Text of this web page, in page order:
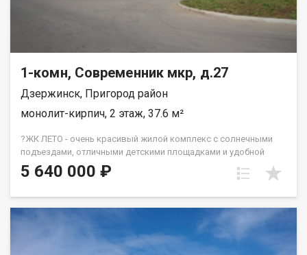
1-комн, Современник мкр, д.27
Дзержинск, Пригород район
монолит-кирпич, 2 этаж, 37.6 м²
?ЖК ЛЕТО - очень красивый жилой комплекс с солнечными
подъездами, отличными детскими площадками и удобной
инфраструктурой. ☝️Более 10 видов планировок и Вы
сможете подобрать квартиру любой площади от небольшой
Все квартиры свободной планировки, в получистовой
отделке. ? Каждому покупателю дизайн – проект в подарок!
Весь ЖК уже сдан! ☎️ 733-333. ДомСтрой
5 640 000 ₽